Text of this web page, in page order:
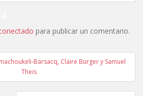
para publicar un comentario.
Barsacq, Claire Burger y Samuel
Theis